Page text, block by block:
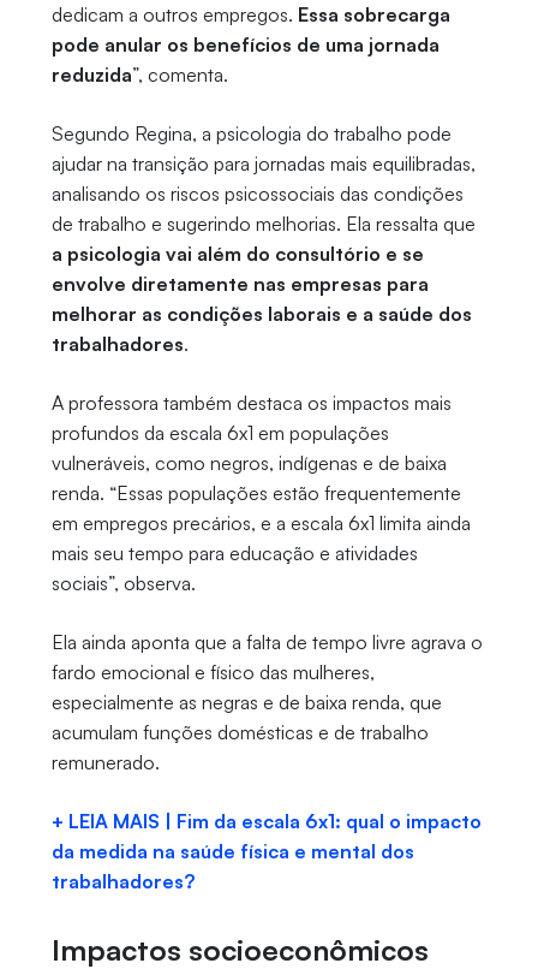
dedicam a outros empregos. Essa sobrecarga
pode anular os benefícios de uma jornada
reduzida”, comenta.
Segundo Regina, a psicologia do trabalho pode
ajudar na transição para jornadas mais equilibradas,
analisando os riscos psicossociais das condições
de trabalho e sugerindo melhorias. Ela ressalta que
a psicologia vai além do consultório e se
envolve diretamente nas empresas para
melhorar as condições laborais e a saúde dos
trabalhadores.
A professora também destaca os impactos mais
profundos da escala 6x1 em populações
vulneráveis, como negros, indígenas e de baixa
renda. “Essas populações estão frequentemente
em empregos precários, e a escala 6x1 limita ainda
mais seu tempo para educação e atividades
sociais”, observa.
Ela ainda aponta que a falta de tempo livre agrava o
fardo emocional e físico das mulheres,
especialmente as negras e de baixa renda, que
acumulam funções domésticas e de trabalho
remunerado.
+ LEIA MAIS | Fim da escala 6x1: qual o impacto
da medida na saúde física e mental dos
trabalhadores?
Impactos socioeconômicos